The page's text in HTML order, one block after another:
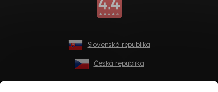
Slovenská republika
Česká republika